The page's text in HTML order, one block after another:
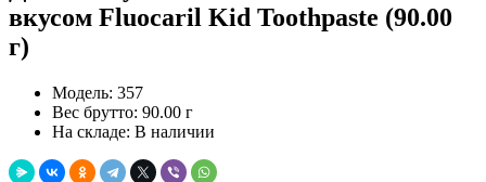
вкусом Fluocaril Kid Toothpaste (90.00
г)
Модель: 357
Вес брутто: 90.00 г
На складе: В наличии